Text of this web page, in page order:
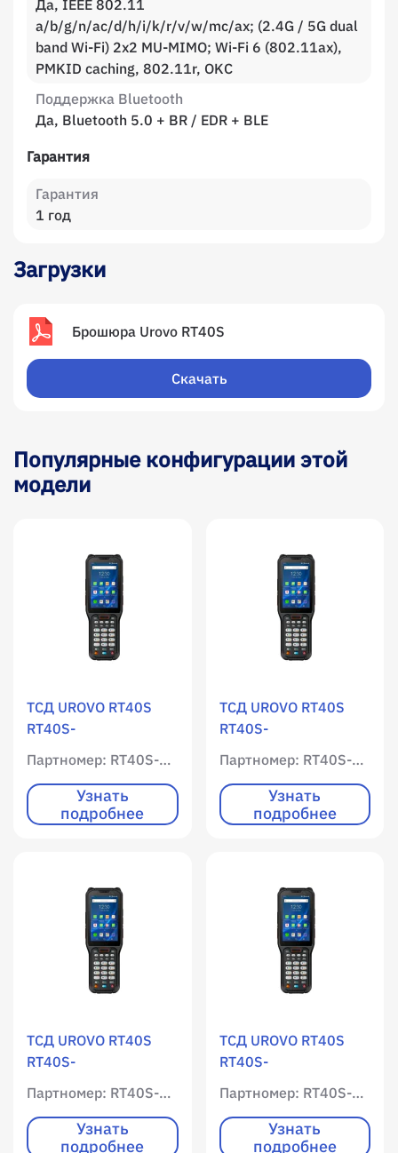
Да, IEEE 802.11
a/b/g/n/ac/d/h/i/k/r/v/w/mc/ax; (2.4G / 5G dual
band Wi-Fi) 2x2 MU-MIMO; Wi-Fi 6 (802.11ax),
PMKID caching, 802.11r, OKC
Поддержка Bluetooth
Да, Bluetooth 5.0 + BR / EDR + BLE
Гарантия
Гарантия
1 год
Загрузки
Брошюра Urovo RT40S
Скачать
Популярные конфигурации этой
модели
ТСД UROVO RT40S
RT40S-
13Q3SE584G29EU /
WLAN / Мобильный
интернет / 4096 RAM
/ 65536 ROM /
/ 1D / 2D /
фотокамера / Android
Партномер: RT40S-13Q3SE584G29EU
Узнать
подробнее
ТСД UROVO RT40S
RT40S-
13QSE584G51HEU /
WLAN / Мобильный
интернет / 4096 RAM
/ 65536 ROM /
/ 1D / 2D /
фотокамера / Android
Партномер: RT40S-13QSE584G51HEU
Узнать
подробнее
ТСД UROVO RT40S
RT40S-
13Q3SE584G38HEU /
WLAN / Мобильный
интернет / 4096 RAM
/ 65536 ROM /
Партномер: RT40S-13Q3SE584G38HEU
Узнать
подробнее
ТСД UROVO RT40S
RT40S-
13Q3SE554G51HEU /
WLAN / Мобильный
интернет / 4096 RAM
/ 65536 ROM /
Партномер: RT40S-13Q3SE554G51HEU
Узнать
подробнее